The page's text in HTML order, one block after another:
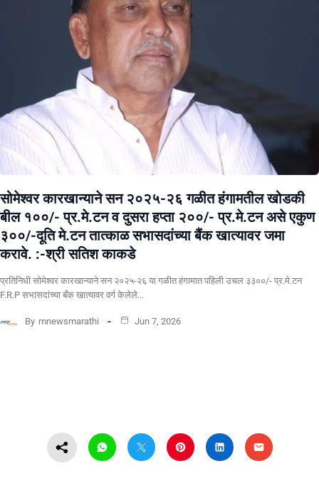
सोमेश्वर कारखान्याने सन २०२५-२६ गळीत हंगामतील खोडकी
बील १००/- प्र.मे.टन व दुसरा हप्ता २००/- प्र.मे.टन असे एकुण
३००/-दूति मे.टन तात्काळ सभासदांच्या बैंक खात्यावर जमा
करावे. :-श्री सतिश काकडे
प्रतिनिधी सोमेश्वर कारखान्याने सन २०२५-२६ या गळीत हंगामात पहिली उचल ३३००/- प्र.मे.टन
F.R.P सभासदांच्या बँक खात्यावर वर्ग केलेले…
By mnewsmarathi Jun 7, 2026